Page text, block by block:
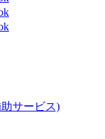
サービス)